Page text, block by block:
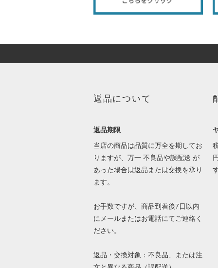
返品について
返品期限
当店の商品は品質に万全を期してお
りますが、万一 不良品や誤配送 が
あった場合は返品または交換を承り
ます。
お手数ですが、商品到着後7日以内
にメールまたはお電話にてご連絡く
ださい。
返品・交換対象：不良品、または注